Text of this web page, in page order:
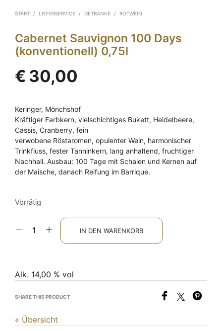
START / LIEFERSERVICE / GETRÄNKE / ROTWEIN
Cabernet Sauvignon 100 Days
(konventionell) 0,75l
€ 30,00
Keringer, Mönchshof
Kräftiger Farbkern, vielschichtiges Bukett, Heidelbeere,
Cassis, Cranberry, fein
verwobene Röstaromen, opulenter Wein, harmonischer
Trinkfluss, fester Tanninkern, lang anhaltend, fruchtiger
Nachhall. Ausbau: 100 Tage mit Schalen und Kernen auf
der Maische, danach Reifung im Barrique.
Vorrätig
IN DEN WARENKORB
Alk. 14,00 % vol
SHARE THIS PRODUCT
« Übersicht